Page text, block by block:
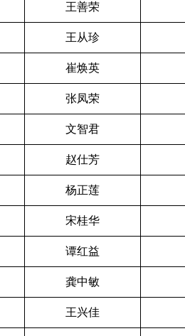
王善荣
王从珍
崔焕英
张凤荣
文智君
赵仕芳
杨正莲
宋桂华
谭红益
龚中敏
王兴佳